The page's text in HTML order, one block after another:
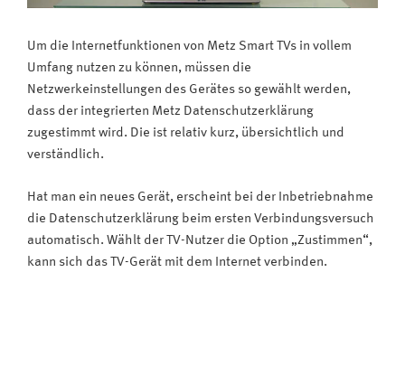
Um die Internetfunktionen von Metz Smart TVs in vollem
Umfang nutzen zu können, müssen die
Netzwerkeinstellungen des Gerätes so gewählt werden,
dass der integrierten Metz Datenschutzerklärung
zugestimmt wird. Die ist relativ kurz, übersichtlich und
verständlich.
Hat man ein neues Gerät, erscheint bei der Inbetriebnahme
die Datenschutzerklärung beim ersten Verbindungsversuch
automatisch. Wählt der TV-Nutzer die Option „Zustimmen“,
kann sich das TV-Gerät mit dem Internet verbinden.